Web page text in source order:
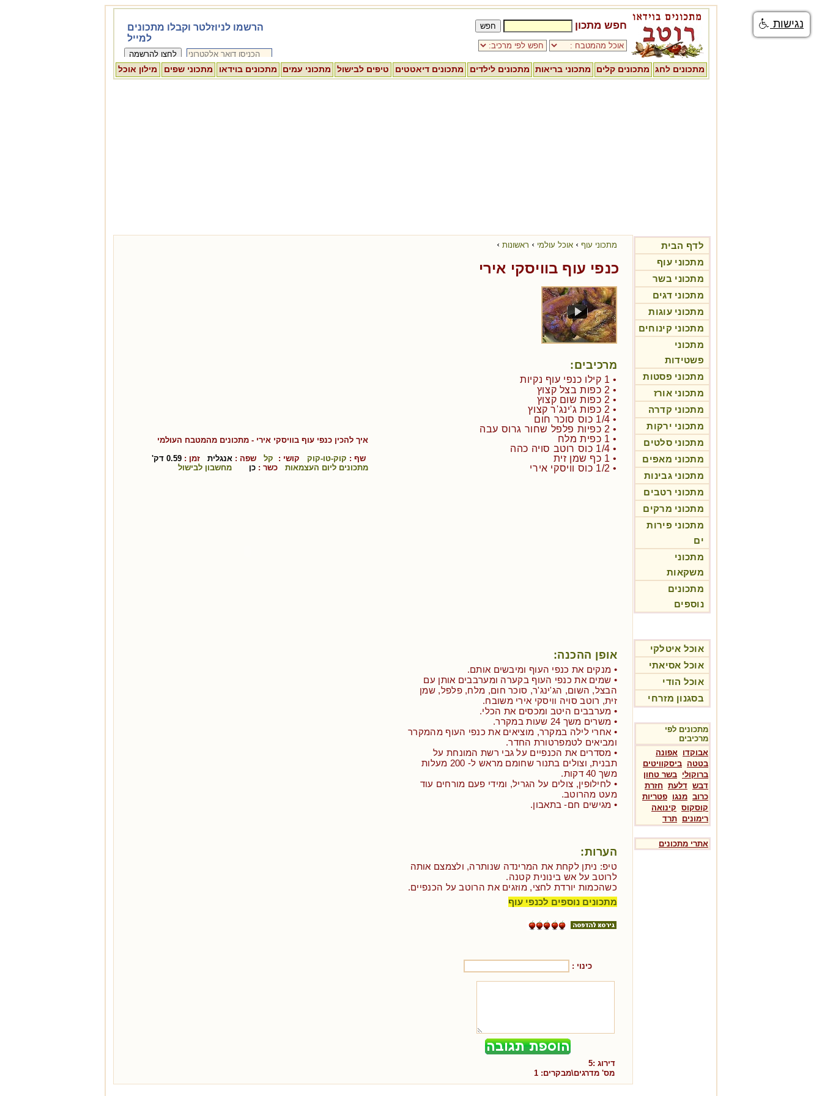
חפש מתכון
מתכונים לחג מתכונים קלים מתכוני בריאות מתכונים לילדים מתכונים דיאטטים טיפים לבישול מתכוני עמים מתכונים בוידאו מתכוני שפים מילון אוכל
לדף הבית
מתכוני עוף
מתכוני בשר
מתכוני דגים
מתכוני עוגות
מתכוני קינוחים
מתכוני
פשטידות
מתכוני פסטות
מתכוני אורז
מתכוני קדרה
מתכוני ירקות
מתכוני סלטים
מתכוני מאפים
מתכוני גבינות
מתכוני רטבים
מתכוני מרקים
מתכוני פירות
ים
מתכוני
משקאות
מתכונים
נוספים
אוכל איטלקי
אוכל אסיאתי
אוכל הודי
בסגנון מזרחי
מתכונים לפי
מרכיבים
אבוקדו אפונה
בטטה ביסקוויטים
ברוקולי בשר טחון
דבש דלעת חזרת
כרוב מנגו פטריות
קוסקוס קינואה
רימונים תרד
אתרי מתכונים
מתכוני עוף › אוכל עולמי › ראשונות ›
כנפי עוף בוויסקי אירי
מרכיבים:
• 1 קילו כנפי עוף נקיות
• 2 כפות בצל קצוץ
• 2 כפות שום קצוץ
• 2 כפות ג'ינג'ר קצוץ
• 1/4 כוס סוכר חום
• 2 כפיות פלפל שחור גרוס עבה
• 1 כפית מלח
• 1/4 כוס רוטב סויה כהה
• 1 כף שמן זית
• 1/2 כוס וויסקי אירי
אופן ההכנה:
• מנקים את כנפי העוף ומיבשים אותם.
• שמים את כנפי העוף בקערה ומערבבים אותן עם
הבצל, השום, הג'ינג'ר, סוכר חום, מלח, פלפל, שמן
זית, רוטב סויה וויסקי אירי משובח.
• מערבבים היטב ומכסים את הכלי.
• משרים משך 24 שעות במקרר.
• אחרי לילה במקרר, מוציאים את כנפי העוף מהמקרר
ומביאים לטמפרטורת החדר.
• מסדרים את הכנפיים על גבי רשת המונחת על
תבנית, וצולים בתנור שחומם מראש ל- 200 מעלות
משך 40 דקות.
• לחילופין, צולים על הגריל, ומידי פעם מורחים עוד
מעט מהרוטב.
• מגישים חם- בתאבון.
הערות:
טיפ: ניתן לקחת את המרינדה שנותרה, ולצמצם אותה
לרוטב על אש בינונית קטנה.
כשהכמות יורדת לחצי, מוזגים את הרוטב על הכנפיים.
מתכונים נוספים לכנפי עוף
כינוי :
דירוג :5
מס' מדרגים\מבקרים: 1
איך להכין כנפי עוף בוויסקי אירי - מתכונים מהמטבח העולמי
שף : קוק-טו-קוק קושי : קל שפה : אנגלית זמן : 0.59 דק'
מתכונים ליום העצמאות
כשר : כן מחשבון לבישול
נגישות